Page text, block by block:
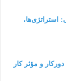
استراتژی‌ها،
به‌صورت دورکار و مؤثر کار